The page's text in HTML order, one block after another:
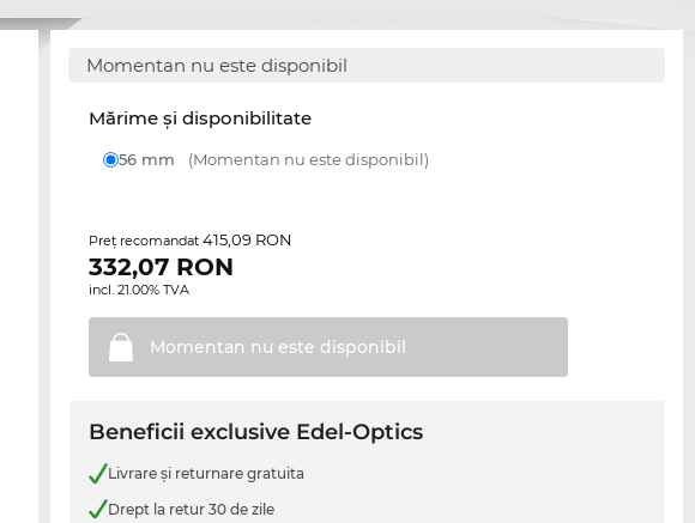
Momentan nu este disponibil
Mărime şi disponibilitate
56 mm (Momentan nu este disponibil)
Preţ recomandat415,09 RON
332,07 RON
incl. 21.00% TVA
Momentan nu este disponibil
Beneficii exclusive Edel-Optics
Livrare şi returnare gratuita
Drept la retur 30 de zile